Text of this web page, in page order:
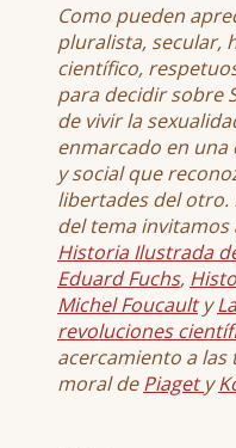
Como pueden
pluralista, secular,
científico,
para decidir sobre
de vivir la
enmarcado en
y social que
libertades del otro.
del tema
Historia Ilustrada
Eduard Fuchs,
Michel Foucaulty
revoluciones
acercamiento a
moral dePiagety